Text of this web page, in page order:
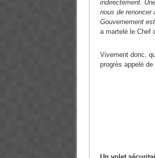
indirectement.
nous de renoncer
Gouvernement
a martelé le Chef
Vivement donc,
progrès appelé